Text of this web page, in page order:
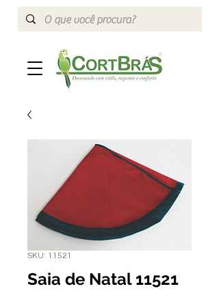
SKU: 11521
Saia de Natal 11521